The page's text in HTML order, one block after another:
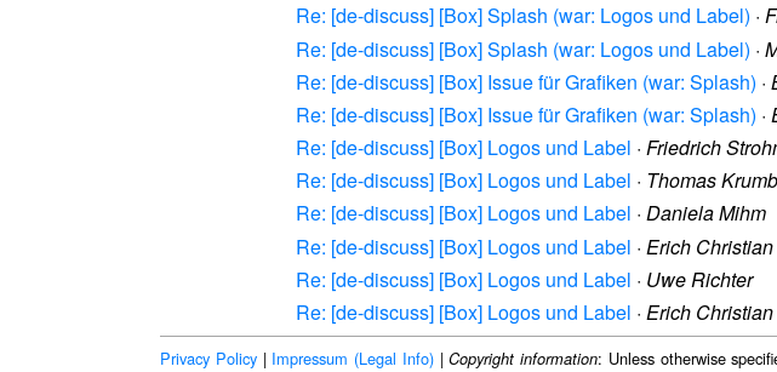
Re: [de-discuss] [Box] Splash (war: Logos und Label) ·
Re: [de-discuss] [Box] Splash (war: Logos und Label) ·
Re: [de-discuss] [Box] Issue für Grafiken (war: Splash) ·
Re: [de-discuss] [Box] Issue für Grafiken (war: Splash) ·
Re: [de-discuss] [Box] Logos und Label · Friedrich
Re: [de-discuss] [Box] Logos und Label · Thomas
Re: [de-discuss] [Box] Logos und Label · Daniela Mihm
Re: [de-discuss] [Box] Logos und Label · Erich Christian
Re: [de-discuss] [Box] Logos und Label · Uwe Richter
Re: [de-discuss] [Box] Logos und Label · Erich Christian
Privacy Policy| Impressum (Legal Info)|Copyright information: Unless otherwise